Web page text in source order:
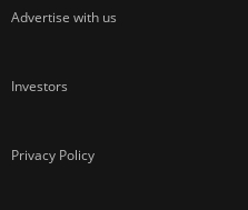
Advertise with us
Investors
Privacy Policy